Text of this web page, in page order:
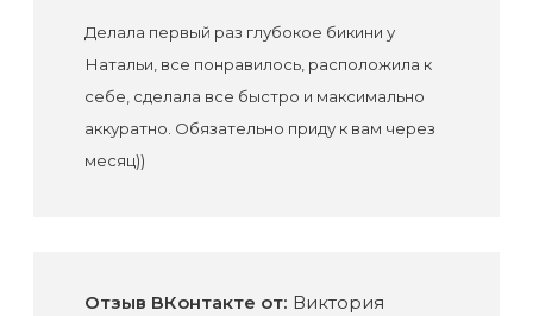
Делала первый раз глубокое бикини у
Натальи, все понравилось, расположила к
себе, сделала все быстро и максимально
аккуратно. Обязательно приду к вам через
месяц))
Отзыв ВКонтакте от: Виктория